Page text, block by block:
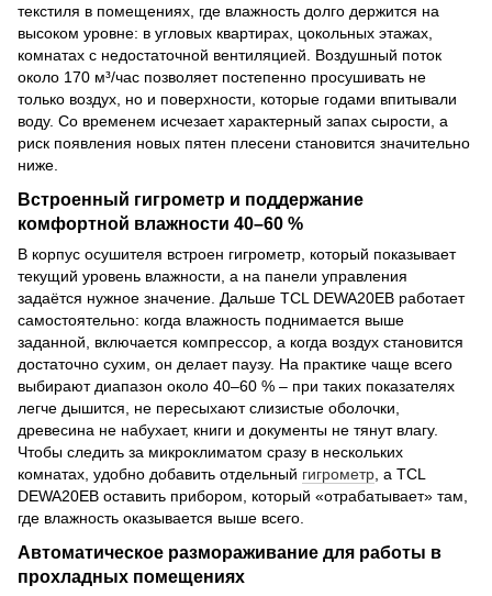
текстиля в помещениях, где влажность долго держится на
высоком уровне: в угловых квартирах, цокольных этажах,
комнатах с недостаточной вентиляцией. Воздушный поток
около 170 м³/час позволяет постепенно просушивать не
только воздух, но и поверхности, которые годами впитывали
воду. Со временем исчезает характерный запах сырости, а
риск появления новых пятен плесени становится значительно
ниже.
Встроенный гигрометр и поддержание
комфортной влажности 40–60 %
В корпус осушителя встроен гигрометр, который показывает
текущий уровень влажности, а на панели управления
задаётся нужное значение. Дальше TCL DEWA20EB работает
самостоятельно: когда влажность поднимается выше
заданной, включается компрессор, а когда воздух становится
достаточно сухим, он делает паузу. На практике чаще всего
выбирают диапазон около 40–60 % – при таких показателях
легче дышится, не пересыхают слизистые оболочки,
древесина не набухает, книги и документы не тянут влагу.
Чтобы следить за микроклиматом сразу в нескольких
комнатах, удобно добавить отдельный гигрометр , а TCL
DEWA20EB оставить прибором, который «отрабатывает» там,
где влажность оказывается выше всего.
Автоматическое размораживание для работы в
прохладных помещениях